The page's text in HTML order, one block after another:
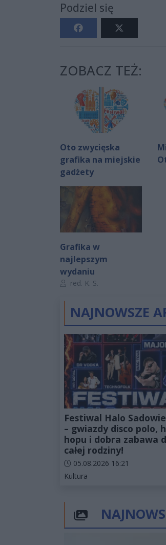
Podziel się
ZOBACZ TEŻ:
Oto zwycięska
grafika na miejskie
gadżety
Grafika w
najlepszym
wydaniu
Autor artykułu:
red. K. S.
NAJNOWSZE
Festiwal Halo
– gwiazdy disco polo,
hopu i dobra zabawa
całej rodziny!
Data dodania artykułu:
05.08.2026 16:21
Kategorie artykułu:
Kultura